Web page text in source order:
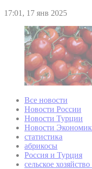
17:01, 17 янв 2025
Все новости
Новости России
Новости Турции
Новости
статистика
абрикосы
Россия и Турция
сельское